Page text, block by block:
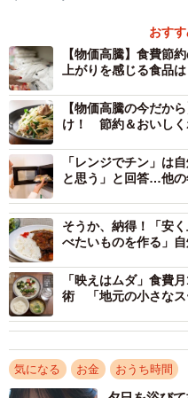
2026年4月の飲食料品値上げによ
まっていると感じますか？（出典
さらに、直近の値上げ（
71.2％もの人が「節約意識
した。毎日の食事作りの現
は一気に加速しているよう
おす
【物価高騰】食費節
上がりを感じる食品は
【物価高騰の今だか
け！ 節約＆おいしく
「レンジでチン」は
と思う」と回答…他
そうか、納得！「安
べたいものを作る」
「映えはムダ」食費
術 「地元の小さなス
気になる お金 おうち時間